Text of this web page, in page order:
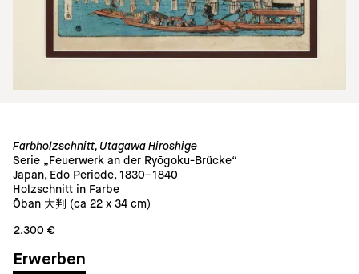
Farbholzschnitt, Utagawa Hiroshige
Serie „Feuerwerk an der Ryōgoku-Brücke“
Japan, Edo Periode, 1830–1840
Holzschnitt in Farbe
Ōban 大判 (ca 22 x 34 cm)
2.300 €